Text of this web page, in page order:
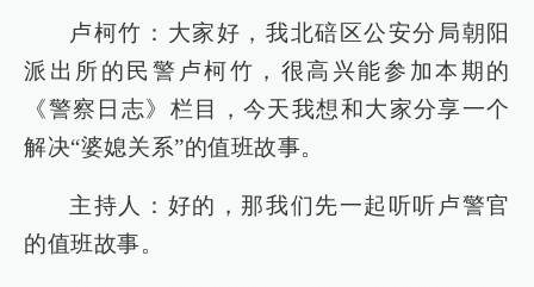
卢柯竹：大家好，我北碚区公安分局朝阳
派出所的民警卢柯竹，很高兴能参加本期的
《警察日志》栏目，今天我想和大家分享一个
解决“婆媳关系”的值班故事。
主持人：好的，那我们先一起听听卢警官
的值班故事。